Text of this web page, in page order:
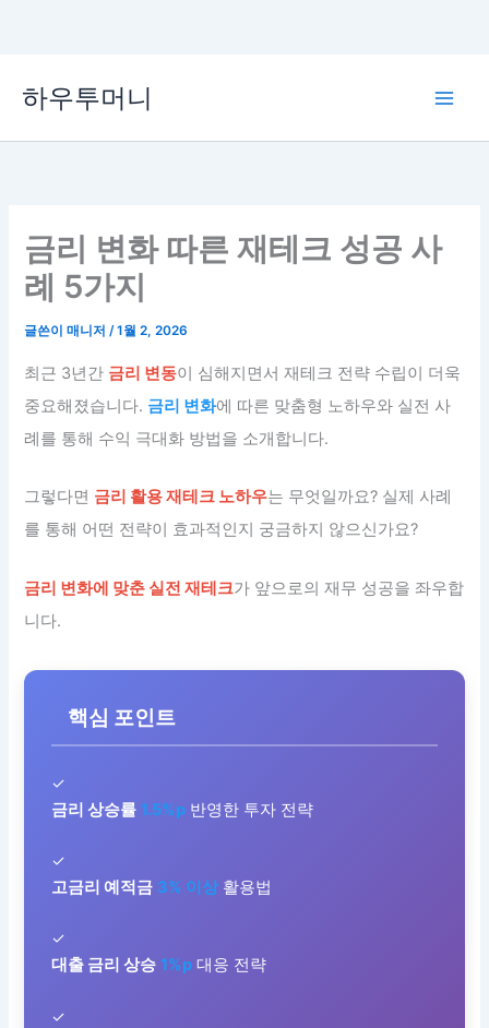
로
하우투머니
금리 변화 따른 재테크 성공 사
례 5가지
글쓴이매니저/1월 2, 2026
최근 3년간 금리 변동이 심해지면서 재테크 전략 수립이 더욱
중요해졌습니다. 금리 변화에 따른 맞춤형 노하우와 실전 사
례를 통해 수익 극대화 방법을 소개합니다.
그렇다면 금리 활용 재테크 노하우는 무엇일까요? 실제 사례
를 통해 어떤 전략이 효과적인지 궁금하지 않으신가요?
금리 변화에 맞춘 실전 재테크가 앞으로의 재무 성공을 좌우합
니다.
핵심 포인트
✓
금리 상승률 1.5%p 반영한 투자 전략
✓
고금리 예적금 3% 이상 활용법
✓
대출 금리 상승 1%p 대응 전략
✓